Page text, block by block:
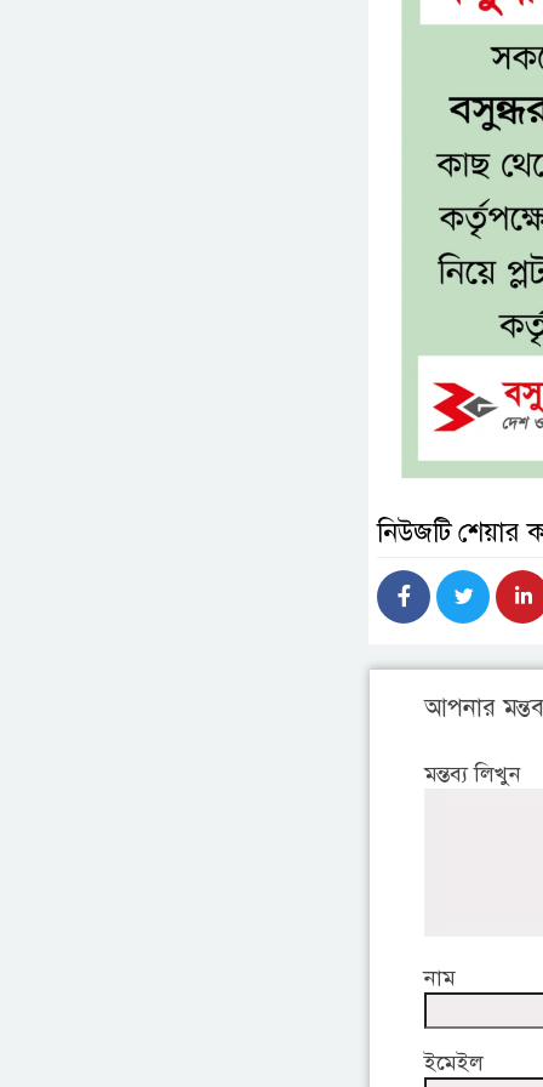
নিউজটি শেয়ার
আপনার
মন্তব্য লিখুন
নাম
ইমেইল